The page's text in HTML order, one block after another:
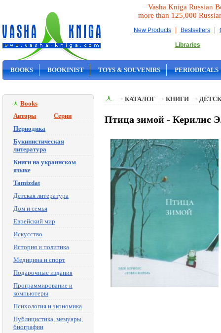
Vasha Kniga Russian
more than 125,000
New Products | Bestsellers |
Libraries
BOOKS BOOKINIST TOYS & SOUVENIRS PERIODICALS
Books
Авторы
Серии
Периодика
Букинистическая
литература
Книги на украинском
языке
Tamizdat
Детская литература
Дом и семья
Еврейский мир
Искусство
История и политика
Медицина и спорт
Подарочные издания
Программирование и
компьютеры
Психология и экономика
Публицистика, мемуары,
биографии
КАТАЛОГ КНИГИ
Птица зимой - Керилис